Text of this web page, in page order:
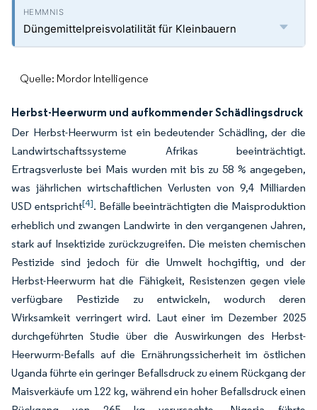
Düngemittelpreisvolatilität für Kleinbauern
Quelle: Mordor Intelligence
Herbst-Heerwurm und aufkommender Schädlingsdruck
Der Herbst-Heerwurm ist ein bedeutender Schädling, der die
Landwirtschaftssysteme Afrikas beeinträchtigt.
Ertragsverluste bei Mais wurden mit bis zu 58 % angegeben,
was jährlichen wirtschaftlichen Verlusten von 9,4 Milliarden
USD entspricht[4]. Befälle beeinträchtigten die Maisproduktion
erheblich und zwangen Landwirte in den vergangenen Jahren,
stark auf Insektizide zurückzugreifen. Die meisten chemischen
Pestizide sind jedoch für die Umwelt hochgiftig, und der
Herbst-Heerwurm hat die Fähigkeit, Resistenzen gegen viele
verfügbare Pestizide zu entwickeln, wodurch deren
Wirksamkeit verringert wird. Laut einer im Dezember 2025
durchgeführten Studie über die Auswirkungen des Herbst-
Heerwurm-Befalls auf die Ernährungssicherheit im östlichen
Uganda führte ein geringer Befallsdruck zu einem Rückgang der
Maisverkäufe um 122 kg, während ein hoher Befallsdruck einen